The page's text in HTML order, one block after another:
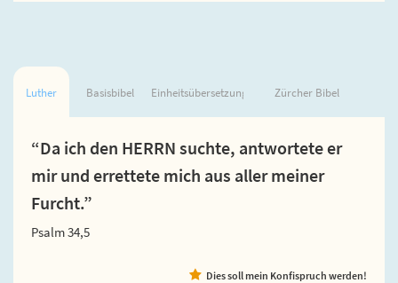
Luther Basisbibel Einheitsübersetzung Zürcher Bibel
“Da ich den HERRN suchte, antwortete er
mir und errettete mich aus aller meiner
Furcht.”
Psalm 34,5
Dies soll mein Konfispruch werden!